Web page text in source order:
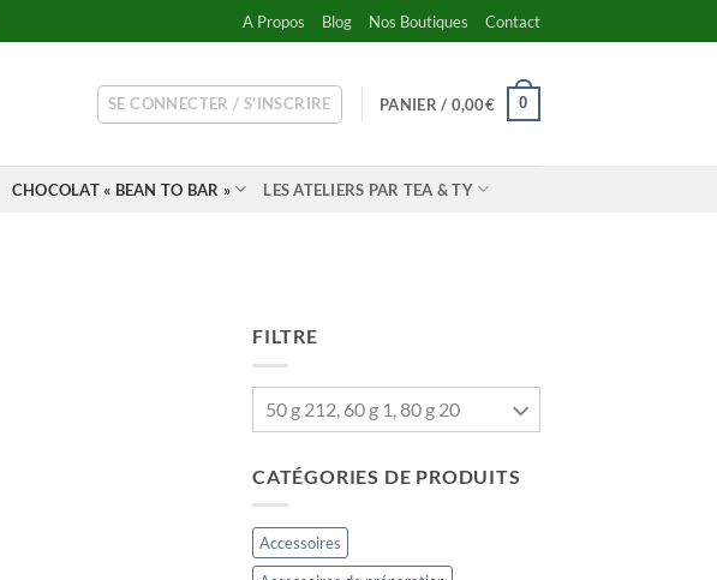
A Propos Blog Nos Boutiques Contact
SE CONNECTER / S’INSCRIRE PANIER / 0,00€ 0
CHOCOLAT « BEAN TO BAR » LES ATELIERS PAR TEA & TY
FILTRE
50 g 212, 60 g 1, 80 g 20
CATÉGORIES DE PRODUITS
Accessoires